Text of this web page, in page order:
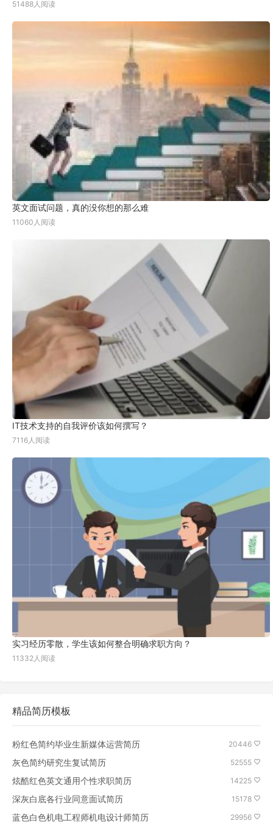
51488人阅读
英文面试问题，真的没你想的那么难
11060人阅读
IT技术支持的自我评价该如何撰写？
7116人阅读
实习经历零散，学生该如何整合明确求职方向？
11332人阅读
精品简历模板
粉红色简约毕业生新媒体运营简历 20446
灰色简约研究生复试简历 52555
炫酷红色英文通用个性求职简历 14225
深灰白底各行业同意面试简历 15178
蓝色白色机电工程师机电设计师简历 29956